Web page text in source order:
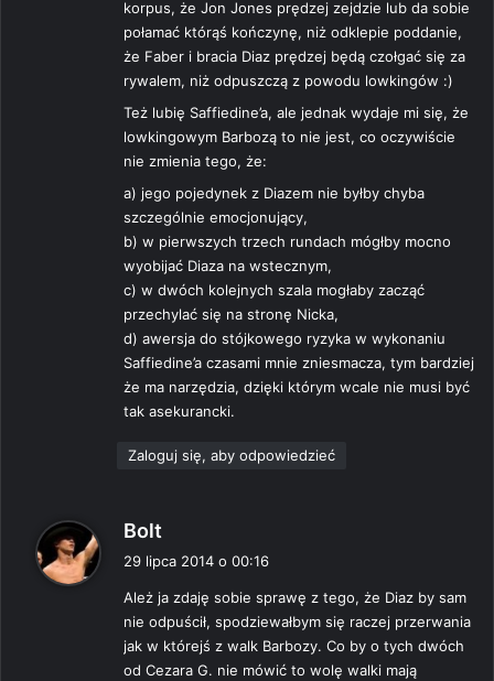
korpus, że Jon Jones prędzej zejdzie lub da sobie
połamać którąś kończynę, niż odklepie poddanie,
że Faber i bracia Diaz prędzej będą czołgać się za
rywalem, niż odpuszczą z powodu lowkingów :)
Też lubię Saffiedine’a, ale jednak wydaje mi się, że
lowkingowym Barbozą to nie jest, co oczywiście
nie zmienia tego, że:
a) jego pojedynek z Diazem nie byłby chyba
szczególnie emocjonujący,
b) w pierwszych trzech rundach mógłby mocno
wyobijać Diaza na wstecznym,
c) w dwóch kolejnych szala mogłaby zacząć
przechylać się na stronę Nicka,
d) awersja do stójkowego ryzyka w wykonaniu
Saffiedine’a czasami mnie zniesmacza, tym bardziej
że ma narzędzia, dzięki którym wcale nie musi być
tak asekurancki.
Zaloguj się, aby odpowiedzieć
Bolt
z
e
:
29 lipca 2014 o 00:16
Ależ ja zdaję sobie sprawę z tego, że Diaz by sam
nie odpuścił, spodziewałbym się raczej przerwania
jak w którejś z walk Barbozy. Co by o tych dwóch
od Cezara G. nie mówić to wolę walki mają